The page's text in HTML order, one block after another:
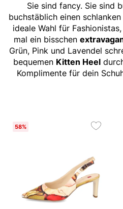
Sie sind fancy. Sie sind
buchstäblich einen schlanken
ideale Wahl für
mal ein bisschen
Grün, Pink und Lavendel
bequemen Kitten Heel
Komplimente für dein
58%